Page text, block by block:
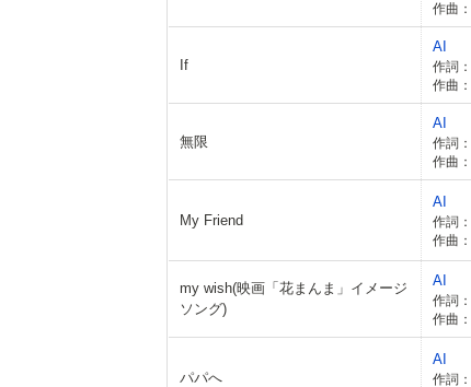
作曲：
If
AI
作詞：
作曲：
無限
AI
作詞：
作曲：
My Friend
AI
作詞：
作曲：
my wish(映画「花まんま」イメージ
ソング)
AI
作詞：
作曲：
パパへ
AI
作詞：